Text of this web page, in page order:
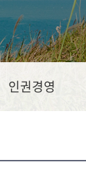
인권경영